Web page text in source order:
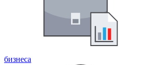
бизнеса